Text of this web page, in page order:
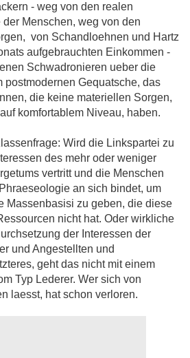
- weg von den realen
Menschen, weg von den
von Schandloehnen und Hartz
aufgebrauchten Einkommen -
Schwadronieren ueber die
postmodernen Gequatsche, das
die keine materiellen Sorgen,
komfortablem Niveau, haben.
Wird die Linkspartei zu
des mehr oder weniger
vertritt und die Menschen
an sich bindet, um
Massenbasisi zu geben, die diese
nicht hat. Oder wirkliche
der Interessen der
und Angestellten und
geht das nicht mit einem
Typ Lederer. Wer sich von
laesst, hat schon verloren.